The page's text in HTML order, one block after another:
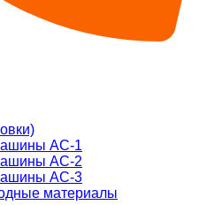
АС-1
АС-2
АС-3
материалы